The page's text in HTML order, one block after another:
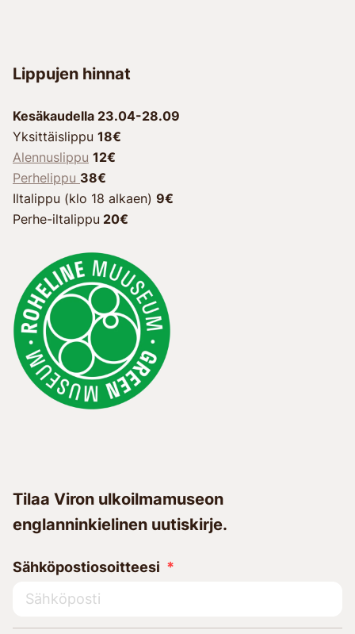
Lippujen hinnat
Kesäkaudella 23.04-28.09
Yksittäislippu 18€
Alennuslippu 12€
Perhelippu 38€
Iltalippu (klo 18 alkaen) 9€
Perhe-iltalippu 20€
Tilaa Viron ulkoilmamuseon
englanninkielinen uutiskirje.
Sähköpostiosoitteesi